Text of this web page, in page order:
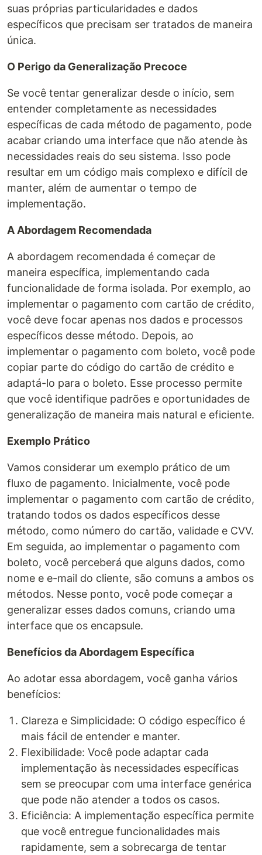
suas próprias particularidades e dados
específicos que precisam ser tratados de maneira
única.
O Perigo da Generalização Precoce
Se você tentar generalizar desde o início, sem
entender completamente as necessidades
específicas de cada método de pagamento, pode
acabar criando uma interface que não atende às
necessidades reais do seu sistema. Isso pode
resultar em um código mais complexo e difícil de
manter, além de aumentar o tempo de
implementação.
A Abordagem Recomendada
A abordagem recomendada é começar de
maneira específica, implementando cada
funcionalidade de forma isolada. Por exemplo, ao
implementar o pagamento com cartão de crédito,
você deve focar apenas nos dados e processos
específicos desse método. Depois, ao
implementar o pagamento com boleto, você pode
copiar parte do código do cartão de crédito e
adaptá-lo para o boleto. Esse processo permite
que você identifique padrões e oportunidades de
generalização de maneira mais natural e eficiente.
Exemplo Prático
Vamos considerar um exemplo prático de um
fluxo de pagamento. Inicialmente, você pode
implementar o pagamento com cartão de crédito,
tratando todos os dados específicos desse
método, como número do cartão, validade e CVV.
Em seguida, ao implementar o pagamento com
boleto, você perceberá que alguns dados, como
nome e e-mail do cliente, são comuns a ambos os
métodos. Nesse ponto, você pode começar a
generalizar esses dados comuns, criando uma
interface que os encapsule.
Benefícios da Abordagem Específica
Ao adotar essa abordagem, você ganha vários
benefícios:
Clareza e Simplicidade: O código específico é
mais fácil de entender e manter.
Flexibilidade: Você pode adaptar cada
implementação às necessidades específicas
sem se preocupar com uma interface genérica
que pode não atender a todos os casos.
Eficiência: A implementação específica permite
que você entregue funcionalidades mais
rapidamente, sem a sobrecarga de tentar